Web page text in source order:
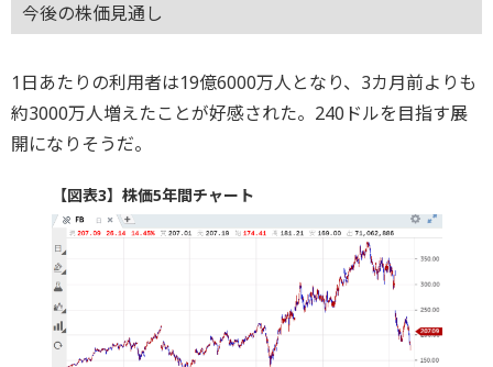
今後の株価見通し
1日あたりの利用者は19億6000万人となり、3カ月前よりも
約3000万人増えたことが好感された。240ドルを目指す展
開になりそうだ。
【図表3】株価5年間チャート